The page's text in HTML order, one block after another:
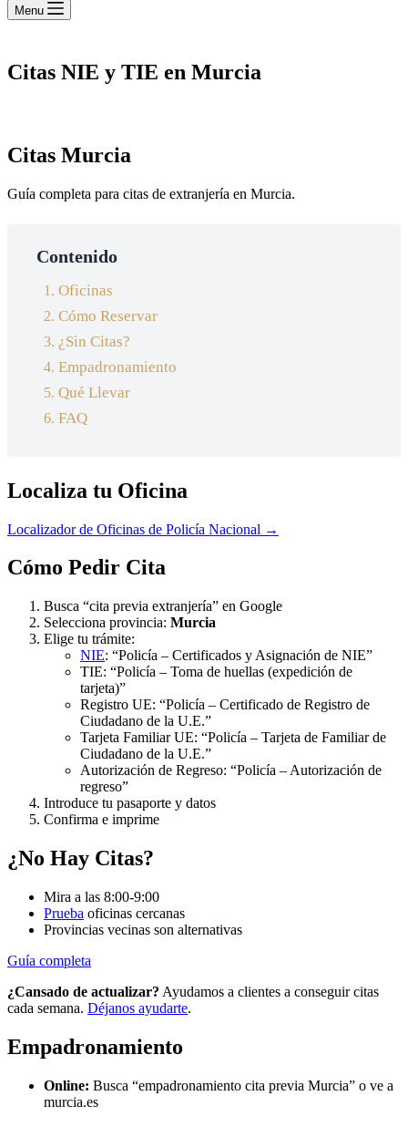
Menu
Citas NIE y TIE en Murcia
Citas Murcia
Guía completa para citas de extranjería en Murcia.
Contenido
Oficinas
Cómo Reservar
¿Sin Citas?
Empadronamiento
Qué Llevar
FAQ
Localiza tu Oficina
Localizador de Oficinas de Policía Nacional →
Cómo Pedir Cita
Busca “cita previa extranjería” en Google
Selecciona provincia: Murcia
Elige tu trámite:
NIE: “Policía – Certificados y Asignación de NIE”
TIE: “Policía – Toma de huellas (expedición de
tarjeta)”
Registro UE: “Policía – Certificado de Registro de
Ciudadano de la U.E.”
Tarjeta Familiar UE: “Policía – Tarjeta de Familiar de
Ciudadano de la U.E.”
Autorización de Regreso: “Policía – Autorización de
regreso”
Introduce tu pasaporte y datos
Confirma e imprime
¿No Hay Citas?
Mira a las 8:00-9:00
Prueba oficinas cercanas
Provincias vecinas son alternativas
Guía completa
¿Cansado de actualizar? Ayudamos a clientes a conseguir citas
cada semana. Déjanos ayudarte.
Empadronamiento
Online: Busca “empadronamiento cita previa Murcia” o ve a
murcia.es